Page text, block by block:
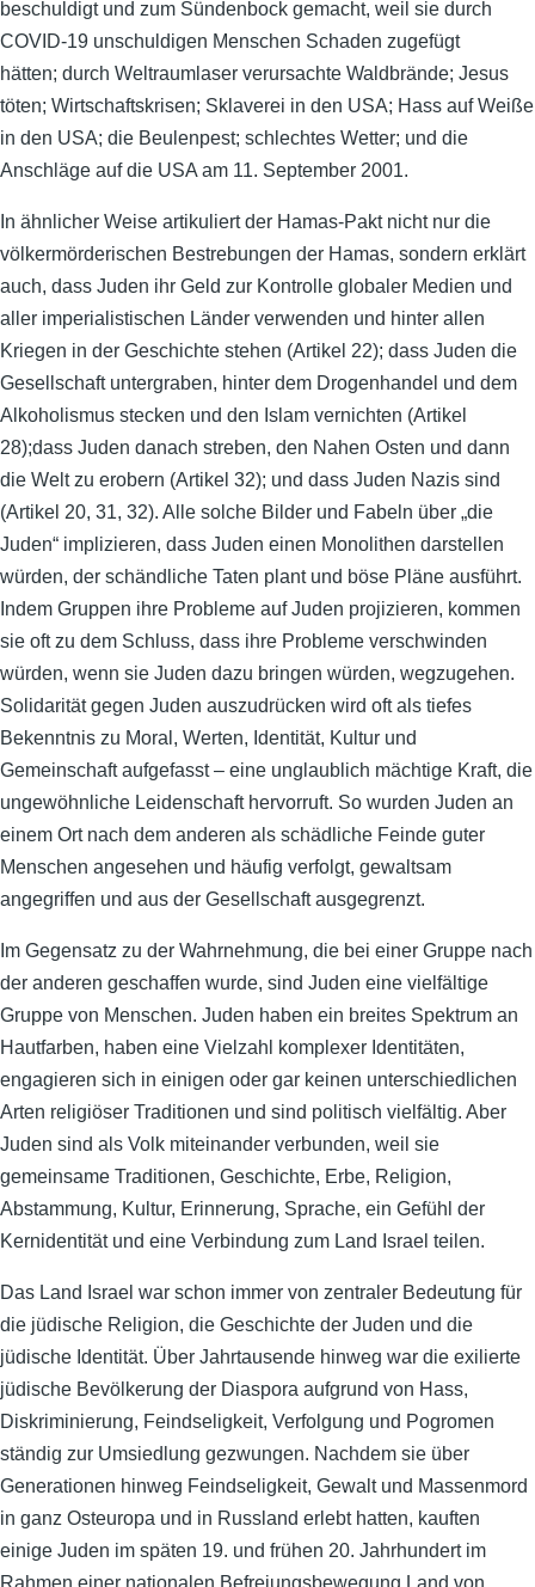
beschuldigt und zum Sündenbock gemacht, weil sie durch
COVID-19 unschuldigen Menschen Schaden zugefügt
hätten; durch Weltraumlaser verursachte Waldbrände; Jesus
töten; Wirtschaftskrisen; Sklaverei in den USA; Hass auf Weiße
in den USA; die Beulenpest; schlechtes Wetter; und die
Anschläge auf die USA am 11. September 2001.
In ähnlicher Weise artikuliert der Hamas-Pakt nicht nur die
völkermörderischen Bestrebungen der Hamas, sondern erklärt
auch, dass Juden ihr Geld zur Kontrolle globaler Medien und
aller imperialistischen Länder verwenden und hinter allen
Kriegen in der Geschichte stehen (Artikel 22); dass Juden die
Gesellschaft untergraben, hinter dem Drogenhandel und dem
Alkoholismus stecken und den Islam vernichten (Artikel
28);dass Juden danach streben, den Nahen Osten und dann
die Welt zu erobern (Artikel 32); und dass Juden Nazis sind
(Artikel 20, 31, 32). Alle solche Bilder und Fabeln über „die
Juden“ implizieren, dass Juden einen Monolithen darstellen
würden, der schändliche Taten plant und böse Pläne ausführt.
Indem Gruppen ihre Probleme auf Juden projizieren, kommen
sie oft zu dem Schluss, dass ihre Probleme verschwinden
würden, wenn sie Juden dazu bringen würden, wegzugehen.
Solidarität gegen Juden auszudrücken wird oft als tiefes
Bekenntnis zu Moral, Werten, Identität, Kultur und
Gemeinschaft aufgefasst – eine unglaublich mächtige Kraft, die
ungewöhnliche Leidenschaft hervorruft. So wurden Juden an
einem Ort nach dem anderen als schädliche Feinde guter
Menschen angesehen und häufig verfolgt, gewaltsam
angegriffen und aus der Gesellschaft ausgegrenzt.
Im Gegensatz zu der Wahrnehmung, die bei einer Gruppe nach
der anderen geschaffen wurde, sind Juden eine vielfältige
Gruppe von Menschen. Juden haben ein breites Spektrum an
Hautfarben, haben eine Vielzahl komplexer Identitäten,
engagieren sich in einigen oder gar keinen unterschiedlichen
Arten religiöser Traditionen und sind politisch vielfältig. Aber
Juden sind als Volk miteinander verbunden, weil sie
gemeinsame Traditionen, Geschichte, Erbe, Religion,
Abstammung, Kultur, Erinnerung, Sprache, ein Gefühl der
Kernidentität und eine Verbindung zum Land Israel teilen.
Das Land Israel war schon immer von zentraler Bedeutung für
die jüdische Religion, die Geschichte der Juden und die
jüdische Identität. Über Jahrtausende hinweg war die exilierte
jüdische Bevölkerung der Diaspora aufgrund von Hass,
Diskriminierung, Feindseligkeit, Verfolgung und Pogromen
ständig zur Umsiedlung gezwungen. Nachdem sie über
Generationen hinweg Feindseligkeit, Gewalt und Massenmord
in ganz Osteuropa und in Russland erlebt hatten, kauften
einige Juden im späten 19. und frühen 20. Jahrhundert im
Rahmen einer nationalen Befreiungsbewegung Land von